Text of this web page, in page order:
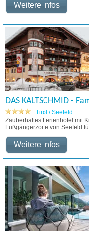
Weitere Infos
DAS KALTSCHMID -
Tirol / Seefeld
Zauberhaftes Ferienhotel mit
Fußgängerzone von Seefeld
Weitere Infos